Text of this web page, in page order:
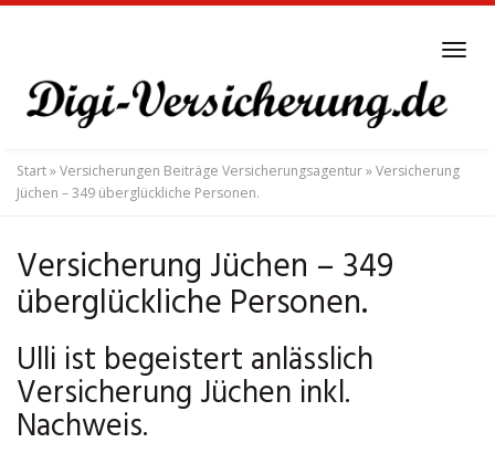
main
content
Start»Versicherungen Beiträge Versicherungsagentur»Versicherung
Jüchen – 349 überglückliche Personen.
Versicherung Jüchen – 349
überglückliche Personen.
Ulli ist begeistert anlässlich
Versicherung Jüchen inkl.
Nachweis.